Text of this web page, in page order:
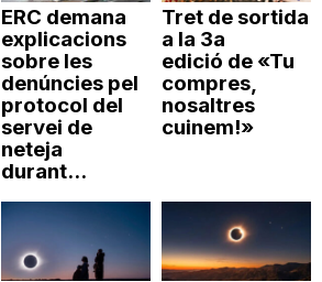
ERC demana
explicacions
sobre les
denúncies pel
protocol del
servei de
neteja
durant...
Tret de sortida
a la 3a
edició de «Tu
compres,
nosaltres
cuinem!»